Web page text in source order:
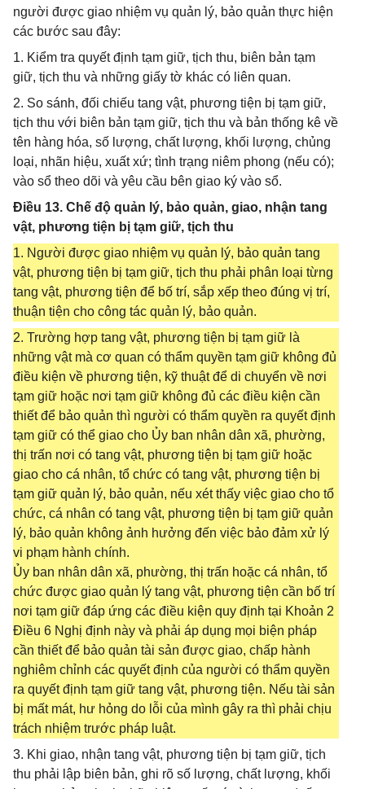
người được giao nhiệm vụ quản lý, bảo quản thực hiện
các bước sau đây:
1. Kiểm tra quyết định tạm giữ, tịch thu, biên bản tạm
giữ, tịch thu và những giấy tờ khác có liên quan.
2. So sánh, đối chiếu tang vật, phương tiện bị tạm giữ,
tịch thu với biên bản tạm giữ, tịch thu và bản thống kê về
tên hàng hóa, số lượng, chất lượng, khối lượng, chủng
loại, nhãn hiệu, xuất xứ; tình trạng niêm phong (nếu có);
vào sổ theo dõi và yêu cầu bên giao ký vào sổ.
Điều 13. Chế độ quản lý, bảo quản, giao, nhận tang
vật, phương tiện bị tạm giữ, tịch thu
1. Người được giao nhiệm vụ quản lý, bảo quản tang
vật, phương tiện bị tạm giữ, tịch thu phải phân loại từng
tang vật, phương tiện để bố trí, sắp xếp theo đúng vị trí,
thuận tiện cho công tác quản lý, bảo quản.
2. Trường hợp tang vật, phương tiện bị tạm giữ là
những vật mà cơ quan có thẩm quyền tạm giữ không đủ
điều kiện về phương tiện, kỹ thuật để di chuyển về nơi
tạm giữ hoặc nơi tạm giữ không đủ các điều kiện cần
thiết để bảo quản thì người có thẩm quyền ra quyết định
tạm giữ có thể giao cho Ủy ban nhân dân xã, phường,
thị trấn nơi có tang vật, phương tiện bị tạm giữ hoặc
giao cho cá nhân, tổ chức có tang vật, phương tiện bị
tạm giữ quản lý, bảo quản, nếu xét thấy việc giao cho tổ
chức, cá nhân có tang vật, phương tiện bị tạm giữ quản
lý, bảo quản không ảnh hưởng đến việc bảo đảm xử lý
vi phạm hành chính.
Ủy ban nhân dân xã, phường, thị trấn hoặc cá nhân, tổ
chức được giao quản lý tang vật, phương tiện cần bố trí
nơi tạm giữ đáp ứng các điều kiện quy định tại Khoản 2
Điều 6 Nghị định này và phải áp dụng mọi biện pháp
cần thiết để bảo quản tài sản được giao, chấp hành
nghiêm chỉnh các quyết định của người có thẩm quyền
ra quyết định tạm giữ tang vật, phương tiện. Nếu tài sản
bị mất mát, hư hỏng do lỗi của mình gây ra thì phải chịu
trách nhiệm trước pháp luật.
3. Khi giao, nhận tang vật, phương tiện bị tạm giữ, tịch
thu phải lập biên bản, ghi rõ số lượng, chất lượng, khối